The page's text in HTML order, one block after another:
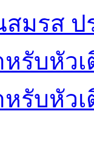
มรส ป
รับหัว
หรับหัว